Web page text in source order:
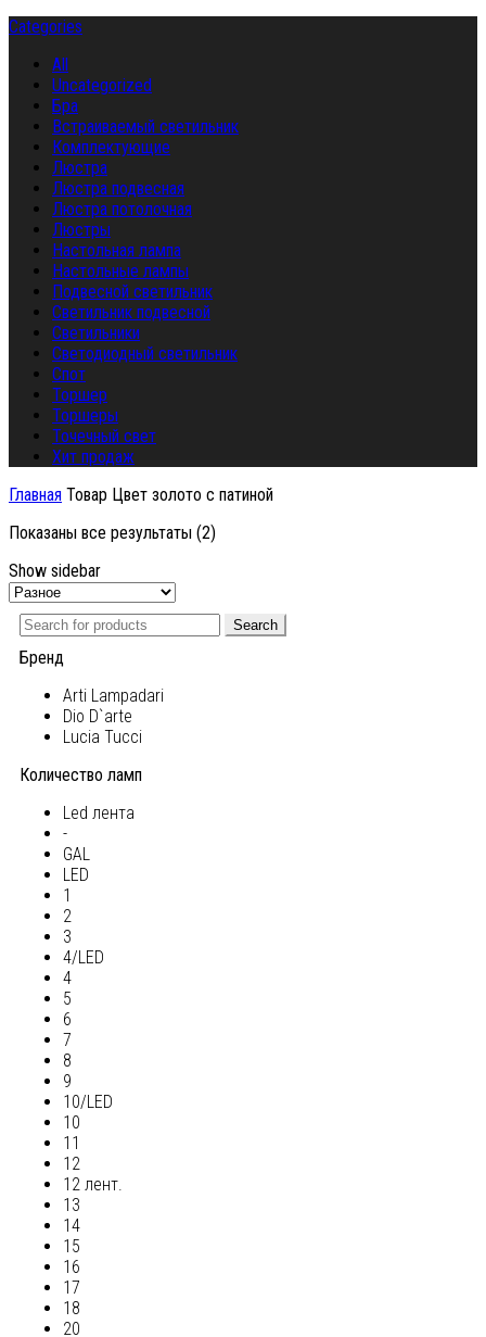
Categories
All
Uncategorized
Бра
Встраиваемый светильник
Комплектующие
Люстра
Люстра подвесная
Люстра потолочная
Люстры
Настольная лампа
Настольные лампы
Подвесной светильник
Светильник подвесной
Светильники
Светодиодный светильник
Спот
Торшер
Торшеры
Точечный свет
Хит продаж
Главная Товар Цвет золото с патиной
Показаны все результаты (2)
Show sidebar
Search
Бренд
Arti Lampadari
Dio D`arte
Lucia Tucci
Количество ламп
Led лента
-
GAL
LED
1
2
3
4/LED
4
5
6
7
8
9
10/LED
10
11
12
12 лент.
13
14
15
16
17
18
20